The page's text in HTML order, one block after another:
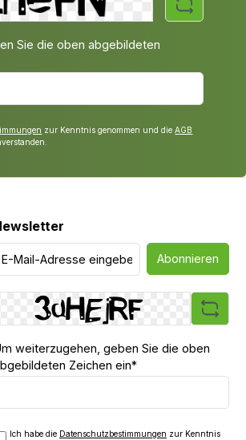
Sie die oben abgebildeten
zur Kenntnis genommen und dieAGB
Abonnieren
weiterzugehen, geben Sie die oben
Zeichen ein*
Ich habe die Datenschutzbestimmungen zur Kenntnis